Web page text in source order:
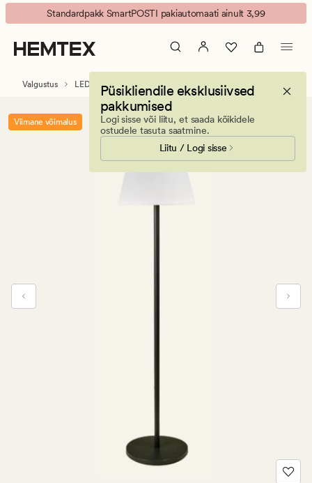
Arven
LED
põrandalamp
must/valge
Animated
banner.
Press
ESCAPE
Standardpakk SmartPOSTI pakiautomaati ainult 3,99
Püsikliendile eksklusiivsed
pakkumised
Logi sisse või liitu, et saada kõikidele
ostudele tasuta saatmine.
Liitu / Logi sisse
Valgustus LED-valgustid
Viimane võimalus